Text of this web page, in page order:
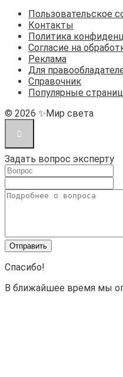
Пользовательское
Контакты
Политика
Согласие на
Реклама
Для
Справочник
Популярные
© 2026 ✨Мир света
Задать вопрос эксперту
Спасибо!
В ближайшее время мы